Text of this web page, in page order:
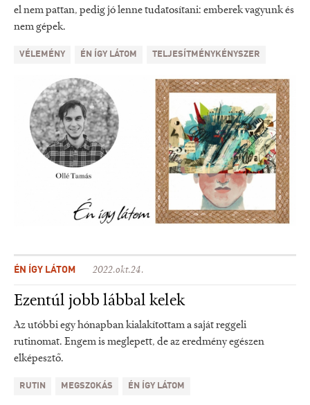
el nem pattan, pedig jó lenne tudatosítani: emberek vagyunk és
nem gépek.
VÉLEMÉNY ÉN ÍGY LÁTOM TELJESÍTMÉNYKÉNYSZER
ÉN ÍGY LÁTOM 2022.okt.24.
Ezentúl jobb lábbal kelek
Az utóbbi egy hónapban kialakítottam a saját reggeli
rutinomat. Engem is meglepett, de az eredmény egészen
elképesztő.
RUTIN MEGSZOKÁS ÉN ÍGY LÁTOM